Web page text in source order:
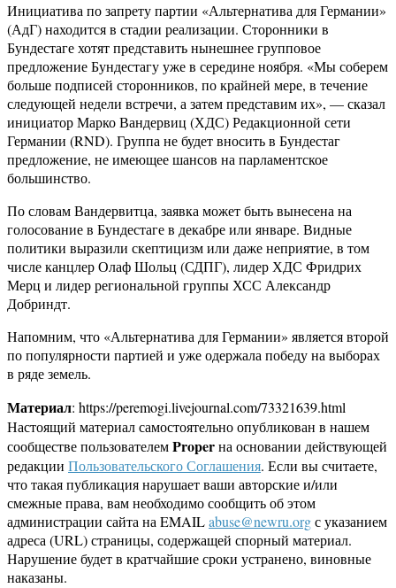
Инициатива по запрету партии «Альтернатива для Германии»
(АдГ) находится в стадии реализации. Сторонники в
Бундестаге хотят представить нынешнее групповое
предложение Бундестагу уже в середине ноября. «Мы соберем
больше подписей сторонников, по крайней мере, в течение
следующей недели встречи, а затем представим их», — сказал
инициатор Марко Вандервиц (ХДС) Редакционной сети
Германии (RND). Группа не будет вносить в Бундестаг
предложение, не имеющее шансов на парламентское
большинство.
По словам Вандервитца, заявка может быть вынесена на
голосование в Бундестаге в декабре или январе. Видные
политики выразили скептицизм или даже неприятие, в том
числе канцлер Олаф Шольц (СДПГ), лидер ХДС Фридрих
Мерц и лидер региональной группы ХСС Александр
Добриндт.
Напомним, что «Альтернатива для Германии» является второй
по популярности партией и уже одержала победу на выборах
в ряде земель.
Материал: https://peremogi.livejournal.com/73321639.html
Настоящий материал самостоятельно опубликован в нашем
сообществе пользователемProperна основании действующей
редакции Пользовательского Соглашения. Если вы считаете,
что такая публикация нарушает ваши авторские и/или
смежные права, вам необходимо сообщить об этом
администрации сайта на EMAILabuse@newru.orgс указанием
адреса (URL) страницы, содержащей спорный материал.
Нарушение будет в кратчайшие сроки устранено, виновные
наказаны.